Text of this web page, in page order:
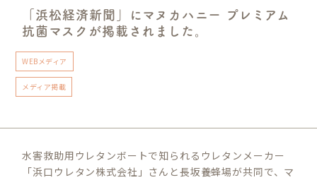
「浜松経済新聞」にマヌカハニー プレミアム
抗菌マスクが掲載されました。
WEBメディア
メディア掲載
水害救助用ウレタンボートで知られるウレタンメーカー
「浜口ウレタン株式会社」さんと長坂養蜂場が共同で、マ